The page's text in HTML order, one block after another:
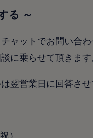
る ～
ャットでお問い合
に乗らせて頂きます
翌営業日に回答させ
）